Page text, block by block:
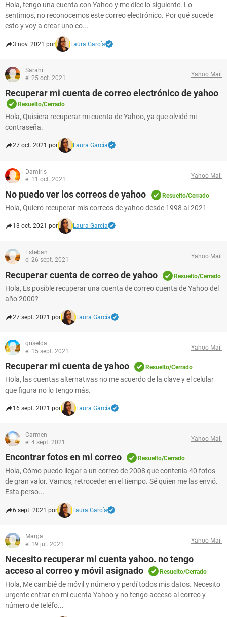
Hola, tengo una cuenta con Yahoo y me dice lo siguiente. Lo
sentimos, no reconocemos este correo electrónico. Por qué sucede
esto y voy a crear uno co...
3 nov. 2021 por Laura García
Sarahi
el 25 oct. 2021
Yahoo Mail
Recuperar mi cuenta de correo electrónico de yahoo
Resuelto/Cerrado
Hola, Quisiera recuperar mi cuenta de Yahoo, ya que olvidé mi
contraseña.
27 oct. 2021 por Laura García
Damiris
el 11 oct. 2021
Yahoo Mail
No puedo ver los correos de yahoo Resuelto/Cerrado
Hola, Quiero recuperar mis correos de yahoo desde 1998 al 2021
13 oct. 2021 por Laura García
Esteban
el 26 sept. 2021
Yahoo Mail
Recuperar cuenta de correo de yahoo Resuelto/Cerrado
Hola, Es posible recuperar una cuenta de correo cuenta de Yahoo del
año 2000?
27 sept. 2021 por Laura García
griselda
el 15 sept. 2021
Yahoo Mail
Recuperar mi cuenta de yahoo Resuelto/Cerrado
Hola, las cuentas alternativas no me acuerdo de la clave y el celular
que figura no lo tengo más.
16 sept. 2021 por Laura García
Carmen
el 4 sept. 2021
Yahoo Mail
Encontrar fotos en mi correo Resuelto/Cerrado
Hola, Cómo puedo llegar a un correo de 2008 que contenía 40 fotos
de gran valor. Vamos, retroceder en el tiempo. Sé quien me las envió.
Esta perso...
6 sept. 2021 por Laura García
Marga
el 19 jul. 2021
Yahoo Mail
Necesito recuperar mi cuenta yahoo. no tengo
acceso al correo y móvil asignado
Resuelto/Cerrado
Hola, Me cambié de móvil y número y perdí todos mis datos. Necesito
urgente entrar en mi cuenta Yahoo y no tengo acceso al correo y
número de teléfo...